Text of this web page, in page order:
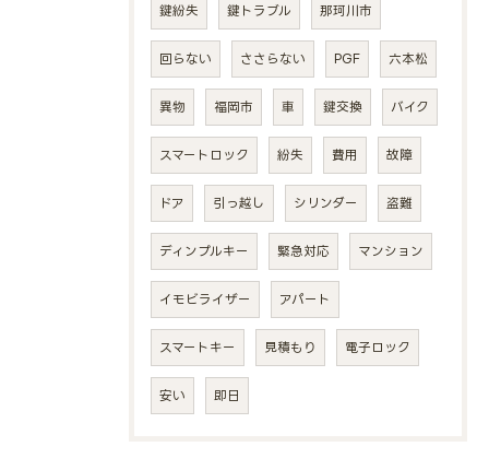
鍵紛失 鍵トラブル 那珂川市
回らない ささらない PGF 六本松
異物 福岡市 車 鍵交換 バイク
スマートロック 紛失 費用 故障
ドア 引っ越し シリンダー 盗難
ディンプルキー 緊急対応 マンション
イモビライザー アパート
スマートキー 見積もり 電子ロック
安い 即日